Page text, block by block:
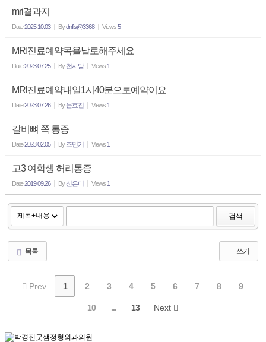
mri결과지
Date2025.10.03 Bydnfls@3368 Views5
MRI진료예약목욜날로해주세요
Date2023.07.25 By 천사맘 Views 1
MRl진료예약내일1시40분으로예약이요
Date2023.07.26 By 문효진 Views 1
갈비뼈 쪽 통증
Date2023.02.05 By 조민기 Views 1
고3 여학생 허리통증
Date2019.09.26 By 신은미 Views 1
검색
목록 쓰기
Prev 1 2 3 4 5 6 7 8 9
10 ... 13 Next